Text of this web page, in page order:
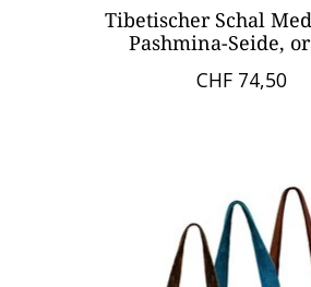
Tibetischer Schal
Pashmina-Seide,
CHF 74,50